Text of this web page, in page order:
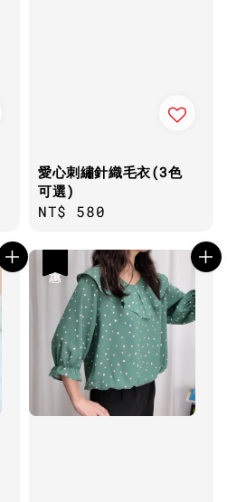
愛心刺繡針織毛衣(3色
可選)
Regular
NT$ 580